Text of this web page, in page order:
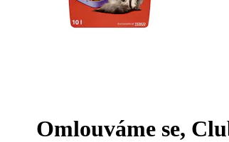
Omlouváme se,